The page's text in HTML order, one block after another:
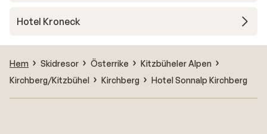
Hotel Kroneck
Hem Skidresor Österrike
Kitzbüheler Alpen
Kirchberg/Kitzbühel
Kirchberg Hotel Sonnalp Kirchberg